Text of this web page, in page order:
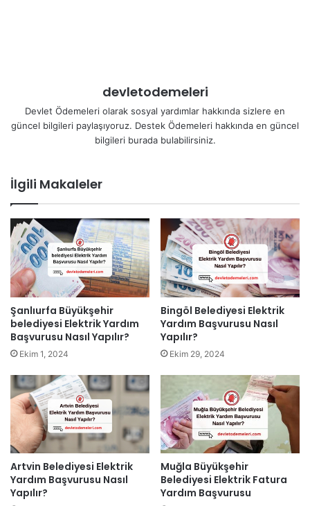
devletodemeleri
Devlet Ödemeleri olarak sosyal yardımlar hakkında sizlere en
güncel bilgileri paylaşıyoruz. Destek Ödemeleri hakkında en güncel
bilgileri burada bulabilirsiniz.
İlgili Makaleler
Şanlıurfa Büyükşehir
belediyesi Elektrik Yardım
Başvurusu Nasıl Yapılır?
Ekim 1, 2024
Bingöl Belediyesi Elektrik
Yardım Başvurusu Nasıl
Yapılır?
Ekim 29, 2024
Artvin Belediyesi Elektrik
Yardım Başvurusu Nasıl
Yapılır?
Muğla Büyükşehir
Belediyesi Elektrik Fatura
Yardım Başvurusu